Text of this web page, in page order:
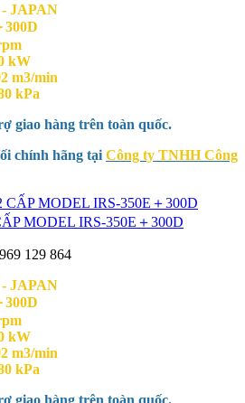
JAPAN
300D
kW
m3/min
kPa
giao hàng trên toàn quốc.
chính hãng tại Công ty TNHH Công
MODEL IRS-350E＋300D
129 864
JAPAN
300D
kW
m3/min
kPa
giao hàng trên toàn quốc.